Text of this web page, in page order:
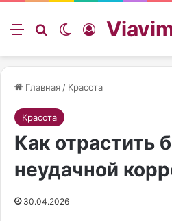
Меню ИскатьSwitch skin
Войти
Главная / Красота
Красота
Как отрастить
неудачной
30.04.2026